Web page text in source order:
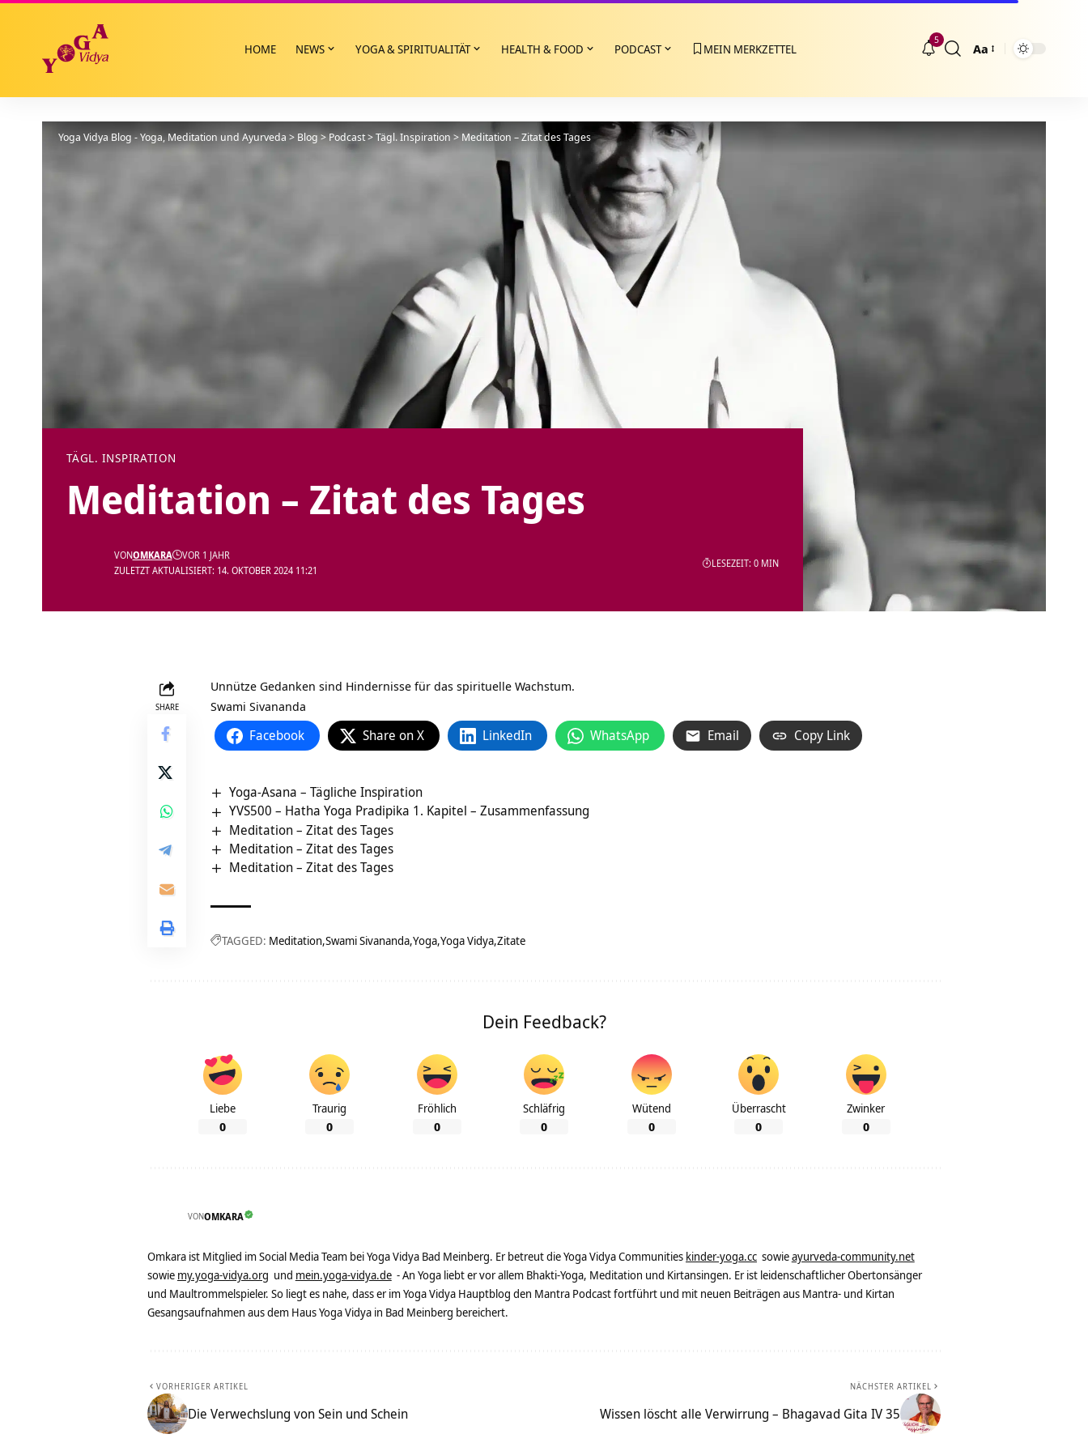
HOME NEWS YOGA & SPIRITUALITÄT HEALTH & FOOD PODCAST MEIN MERKZETTEL
5
Größenänderung
Aa
Yoga Vidya Blog - Yoga, Meditation und Ayurveda > Blog>Podcast>Tägl. Inspiration >Meditation – Zitat des Tages
TÄGL. INSPIRATION
Meditation – Zitat des Tages
ZULETZT AKTUALISIERT: 14. OKTOBER 2024 11:21
VONOMKARA VOR 1 JAHR
LESEZEIT: 0 MIN
SHARE
Unnütze Gedanken sind Hindernisse für das spirituelle Wachstum.
Swami Sivananda
Facebook Share on X LinkedIn WhatsApp Email Copy Link
Yoga-Asana – Tägliche Inspiration
YVS500 – Hatha Yoga Pradipika 1. Kapitel – Zusammenfassung
Meditation – Zitat des Tages
Meditation – Zitat des Tages
Meditation – Zitat des Tages
TAGGED: Meditation Swami Sivananda Yoga Yoga Vidya Zitate
Dein Feedback?
Liebe
0
Traurig
0
Fröhlich
0
Schläfrig
0
Wütend
0
Überrascht
0
Zwinker
0
VONOMKARA
Omkara ist Mitglied im Social Media Team bei Yoga Vidya Bad Meinberg. Er betreut die Yoga Vidya Communities kinder-yoga.cc sowieayurveda-community.net
sowie my.yoga-vidya.org und mein.yoga-vidya.de - An Yoga liebt er vor allem Bhakti-Yoga, Meditation und Kirtansingen. Er ist leidenschaftlicher Obertonsänger
und Maultrommelspieler. So liegt es nahe, dass er im Yoga Vidya Hauptblog den Mantra Podcast fortführt und mit neuen Beiträgen aus Mantra- und Kirtan
Gesangsaufnahmen aus dem Haus Yoga Vidya in Bad Meinberg bereichert.
VORHERIGER ARTIKEL
Die Verwechslung von Sein und Schein
NÄCHSTER ARTIKEL
Wissen löscht alle Verwirrung – Bhagavad Gita IV 35